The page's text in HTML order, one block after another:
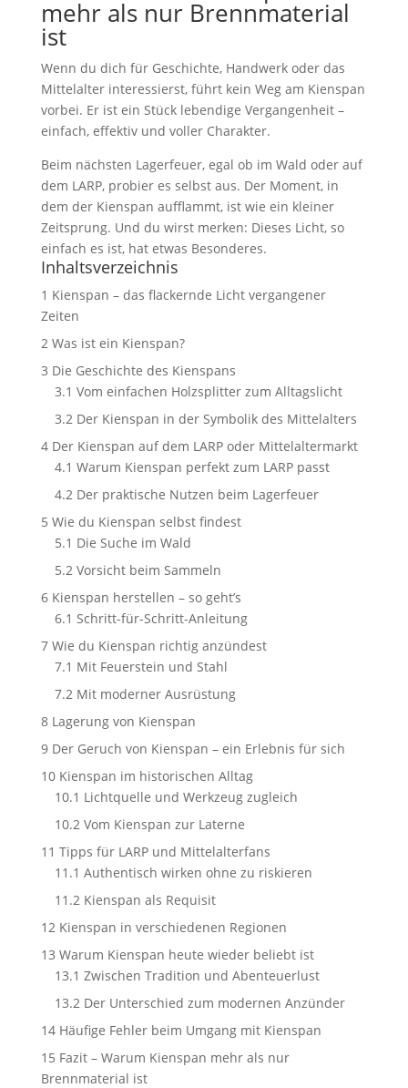
mehr als nur Brennmaterial
ist
Wenn du dich für Geschichte, Handwerk oder das
Mittelalter interessierst, führt kein Weg am Kienspan
vorbei. Er ist ein Stück lebendige Vergangenheit –
einfach, effektiv und voller Charakter.
Beim nächsten Lagerfeuer, egal ob im Wald oder auf
dem LARP, probier es selbst aus. Der Moment, in
dem der Kienspan aufflammt, ist wie ein kleiner
Zeitsprung. Und du wirst merken: Dieses Licht, so
einfach es ist, hat etwas Besonderes.
Inhaltsverzeichnis
1 Kienspan – das flackernde Licht vergangener
Zeiten
2Was ist ein Kienspan?
3 Die Geschichte des Kienspans
3.1 Vom einfachen Holzsplitter zum Alltagslicht
3.2Der Kienspan in der Symbolik des Mittelalters
4Der Kienspan auf dem LARP oder Mittelaltermarkt
4.1 Warum Kienspan perfekt zum LARP passt
4.2Der praktische Nutzen beim Lagerfeuer
5 Wie du Kienspan selbst findest
5.1 Die Suche im Wald
5.2Vorsicht beim Sammeln
6Kienspan herstellen – so geht’s
6.1 Schritt-für-Schritt-Anleitung
7Wie du Kienspan richtig anzündest
7.1 Mit Feuerstein und Stahl
7.2Mit moderner Ausrüstung
8Lagerung von Kienspan
9Der Geruch von Kienspan – ein Erlebnis für sich
10Kienspan im historischen Alltag
10.1 Lichtquelle und Werkzeug zugleich
10.2Vom Kienspan zur Laterne
11 Tipps für LARP und Mittelalterfans
11.1 Authentisch wirken ohne zu riskieren
11.2Kienspan als Requisit
12Kienspan in verschiedenen Regionen
13 Warum Kienspan heute wieder beliebt ist
13.1 Zwischen Tradition und Abenteuerlust
13.2Der Unterschied zum modernen Anzünder
14Häufige Fehler beim Umgang mit Kienspan
15 Fazit – Warum Kienspan mehr als nur
Brennmaterial ist